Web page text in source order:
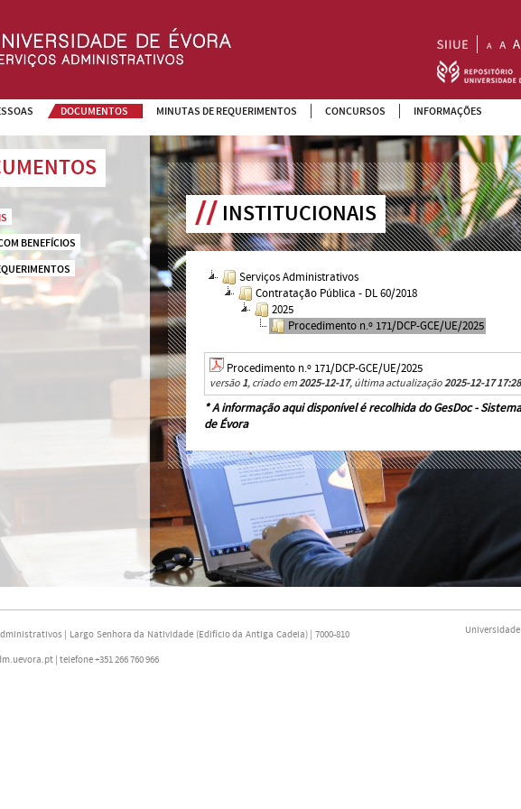
DOCUMENTOS MINUTAS DE REQUERIMENTOS CONCURSOS INFORMAÇÕES
BENEFÍCIOS
INSTITUCIONAIS
Serviços Administrativos
Contratação Pública - DL 60/2018
2025
Procedimento n.º 171/DCP-GCE/UE/2025
Procedimento n.º 171/DCP-GCE/UE/2025
versão 1, criado em2025-12-17, última actualização2025-12-17
* A informação aqui disponível é recolhida doGesDoc -
de Évora
| Largo Senhora da Natividade (Edifício da Antiga Cadeia) | 7000-810
| telefone +351 266 760 966